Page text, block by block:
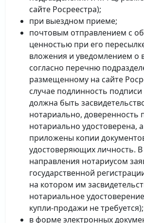
сайте Росреестра);
при выездном приеме;
почтовым отправлением с
ценностью при его
вложения и уведомлением о
согласно перечню
размещенному на сайте
случае подлинность
должна быть
нотариально, доверенность
нотариально удостоверена,
приложены копии
удостоверяющих личность. В
направления нотариусом
государственной
на котором им
нотариальное
купли-продажи не требуется);
в форме электронных